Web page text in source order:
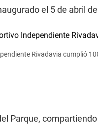
el 5 de abril
Rivadavia cumplió
Parque,